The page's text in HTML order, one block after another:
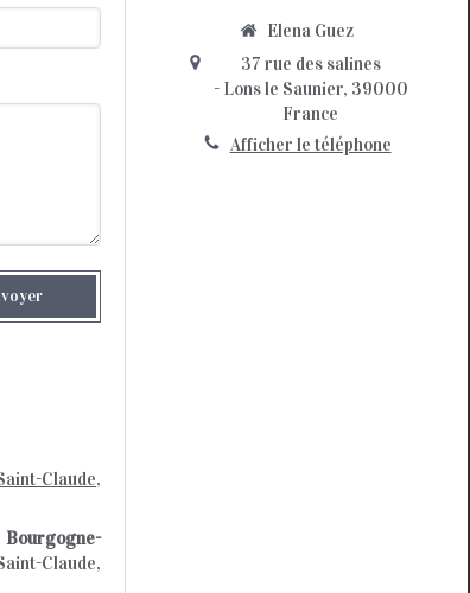
Claude,
Bourgogne-
Claude,
Elena Guez
37 rue des salines
- Lons le Saunier, 39000
France
Afficher le téléphone